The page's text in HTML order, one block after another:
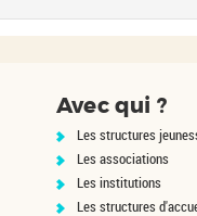
Avec qui ?
Les structures
Les associations
Les institutions
Les structures